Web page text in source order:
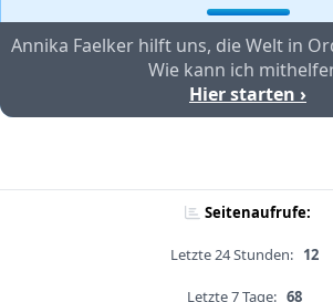
Annika Faelker hilft uns, die Welt in
Wie kann ich
Hier starten ›
Seitenaufrufe:
Letzte 24 Stunden: 12
Letzte 7 Tage: 68